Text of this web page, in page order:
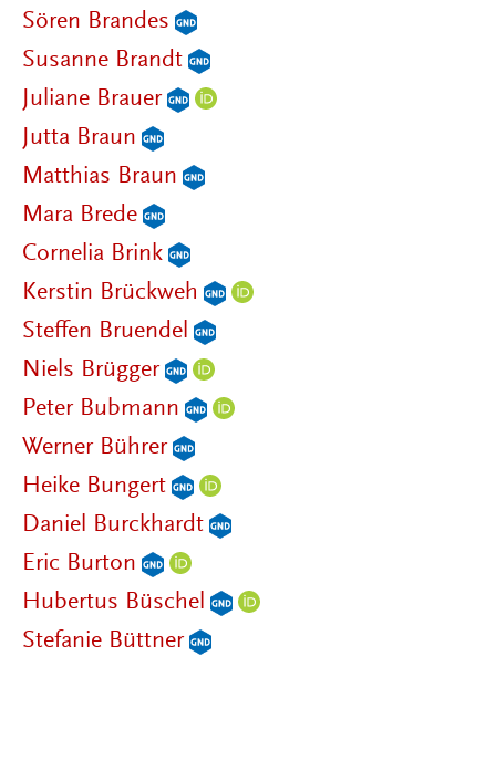
Sören Brandes
Susanne Brandt
Juliane Brauer
Jutta Braun
Matthias Braun
Mara Brede
Cornelia Brink
Kerstin Brückweh
Steffen Bruendel
Niels Brügger
Peter Bubmann
Werner Bührer
Heike Bungert
Daniel Burckhardt
Eric Burton
Hubertus Büschel
Stefanie Büttner